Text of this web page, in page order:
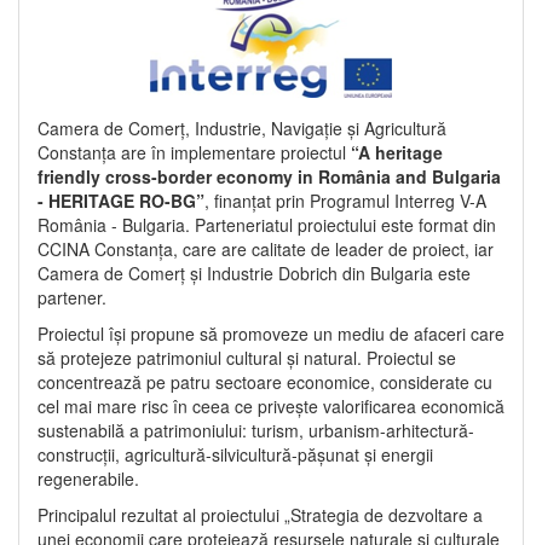
Camera de Comerț, Industrie, Navigație și Agricultură
Constanța are în implementare proiectul “A heritage
friendly cross-border economy in România and Bulgaria
- HERITAGE RO-BG”, finanțat prin Programul Interreg V-A
România - Bulgaria. Parteneriatul proiectului este format din
CCINA Constanța, care are calitate de leader de proiect, iar
Camera de Comerț și Industrie Dobrich din Bulgaria este
partener.
Proiectul își propune să promoveze un mediu de afaceri care
să protejeze patrimoniul cultural și natural. Proiectul se
concentrează pe patru sectoare economice, considerate cu
cel mai mare risc în ceea ce privește valorificarea economică
sustenabilă a patrimoniului: turism, urbanism-arhitectură-
construcții, agricultură-silvicultură-pășunat și energii
regenerabile.
Principalul rezultat al proiectului „Strategia de dezvoltare a
unei economii care protejează resursele naturale și culturale